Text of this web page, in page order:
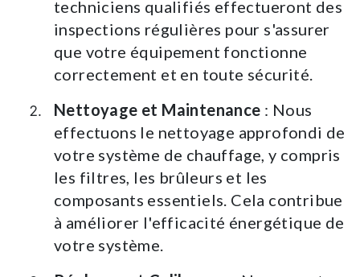
techniciens qualifiés effectueront des
inspections régulières pour s'assurer
que votre équipement fonctionne
correctement et en toute sécurité.
Nettoyage et Maintenance : Nous
effectuons le nettoyage approfondi de
votre système de chauffage, y compris
les filtres, les brûleurs et les
composants essentiels. Cela contribue
à améliorer l'efficacité énergétique de
votre système.